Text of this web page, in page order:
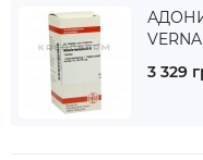
3 329